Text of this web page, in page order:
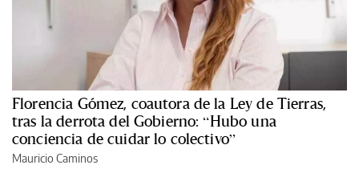
Florencia Gómez, coautora de la Ley de Tierras,
tras la derrota del Gobierno: “Hubo una
conciencia de cuidar lo colectivo”
Mauricio Caminos